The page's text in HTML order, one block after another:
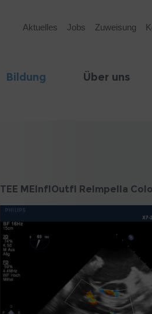
Aktuelles Jobs Zuweisung
Bildung Über uns
TEE MEInflOutfl ReImpella